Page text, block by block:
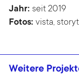
Jahr: seit 2019
Fotos: vista,
Weitere